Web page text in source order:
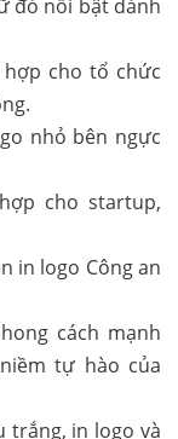
cho tổ chức
cho startup,
cách mạnh
tự hào của